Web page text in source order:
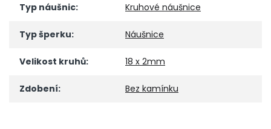
Typ náušnic: Kruhové náušnice
Typ šperku: Náušnice
Velikost kruhů: 18 x 2mm
Zdobení: Bez kamínku